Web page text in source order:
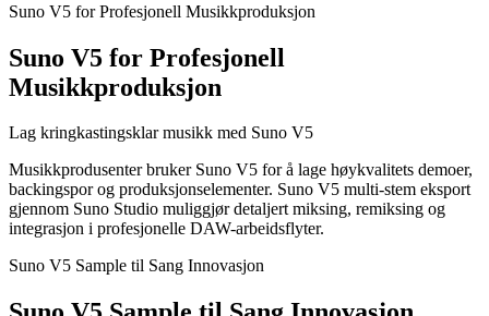
Suno V5 for Profesjonell Musikkproduksjon
Suno V5 for Profesjonell
Musikkproduksjon
Lag kringkastingsklar musikk med Suno V5
Musikkprodusenter bruker Suno V5 for å lage høykvalitets demoer,
backingspor og produksjonselementer. Suno V5 multi-stem eksport
gjennom Suno Studio muliggjør detaljert miksing, remiksing og
integrasjon i profesjonelle DAW-arbeidsflyter.
Suno V5 Sample til Sang Innovasjon